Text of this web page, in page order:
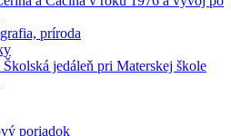
príroda
Školská jedáleň pri Materskej škole
poriadok